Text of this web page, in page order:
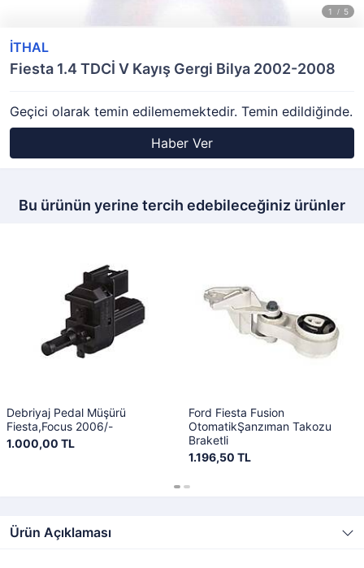
İTHAL
Fiesta 1.4 TDCİ V Kayış Gergi Bilya 2002-2008
Geçici olarak temin edilememektedir. Temin edildiğinde.
Haber Ver
Bu ürünün yerine tercih edebileceğiniz ürünler
Debriyaj Pedal Müşürü
Fiesta,Focus 2006/-
1.000,00 TL
Ford Fiesta Fusion
OtomatikŞanzıman Takozu
Braketli
1.196,50 TL
Ürün Açıklaması